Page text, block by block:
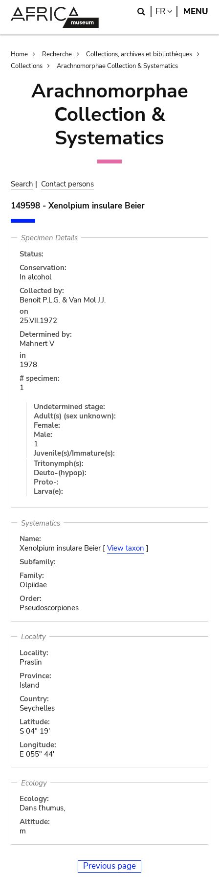
Search
FR LANGUAGE
MENU
Breadcrumb
Home Recherche
Collections, archives et bibliothèques
Collections
Arachnomorphae Collection & Systematics
Arachnomorphae
Collection &
Systematics
Search | Contact persons
149598 - Xenolpium insulare Beier
Specimen Details
Status:
Conservation:
In alcohol
Collected by:
Benoit P.L.G. & Van Mol J.J.
on
25.VII.1972
Determined by:
Mahnert V
in
1978
# specimen:
1
Undetermined stage:
Adult(s) (sex unknown):
Female:
Male:
1
Juvenile(s)/Immature(s):
Tritonymph(s):
Deuto-(hypop):
Proto-:
Larva(e):
Systematics
Name:
Xenolpium insulare Beier [ View taxon ]
Subfamily:
Family:
Olpiidae
Order:
Pseudoscorpiones
Locality
Locality:
Praslin
Province:
Island
Country:
Seychelles
Latitude:
S 04° 19'
Longitude:
E 055° 44'
Ecology
Ecology:
Dans l'humus,
Altitude:
m
Previous page